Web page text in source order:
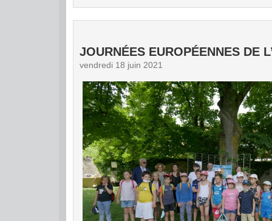
JOURNÉES EUROPÉENNES DE
vendredi 18 juin 2021